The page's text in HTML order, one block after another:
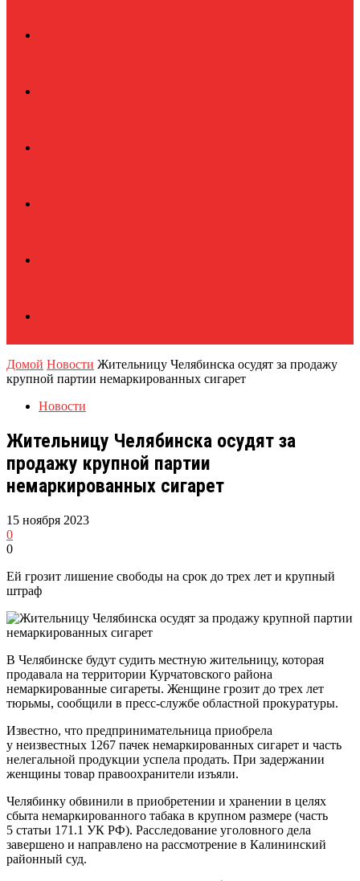
Домой Новости Жительницу Челябинска осудят за продажу
крупной партии немаркированных сигарет
Новости
Жительницу Челябинска осудят за
продажу крупной партии
немаркированных сигарет
15 ноября 2023
0
0
Ей грозит лишение свободы на срок до трех лет и крупный
штраф
В Челябинске будут судить местную жительницу, которая
продавала на территории Курчатовского района
немаркированные сигареты. Женщине грозит до трех лет
тюрьмы, сообщили в пресс-службе областной прокуратуры.
Известно, что предпринимательница приобрела
у неизвестных 1267 пачек немаркированных сигарет и часть
нелегальной продукции успела продать. При задержании
женщины товар правоохранители изъяли.
Челябинку обвинили в приобретении и хранении в целях
сбыта немаркированного табака в крупном размере (часть
5 статьи 171.1 УК РФ). Расследование уголовного дела
завершено и направлено на рассмотрение в Калининский
районный суд.